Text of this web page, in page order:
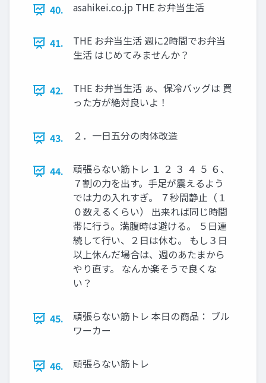
40. asahikei.co.jp THE お弁当生活
41.
THE お弁当生活 週に2時間でお弁当
生活 はじめてみませんか？
42.
THE お弁当生活 ぁ、保冷バッグは 買
った方が絶対良いよ！
43. ２．一日五分の肉体改造
44.
頑張らない筋トレ １ ２ ３ ４ ５ ６、
７割の力を出す。手足が震えるよう
では力の入れすぎ。 ７秒間静止（１
０数えるくらい） 出来れば同じ時間
帯に行う。満腹時は避ける。 ５日連
続して行い、２日は休む。 もし３日
以上休んだ場合は、週のあたまから
やり直す。 なんか楽そうで良くな
い？
45.
頑張らない筋トレ 本日の商品： ブル
ワーカー
46. 頑張らない筋トレ